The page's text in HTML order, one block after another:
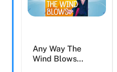
Any Way The
Wind Blows